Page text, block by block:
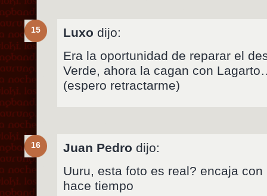
15 Luxo dijo:
Era la oportunidad de reparar el
Verde, ahora la cagan con
(espero retractarme)
16 Juan Pedro dijo:
Uuru, esta foto es real? encaja
hace tiempo